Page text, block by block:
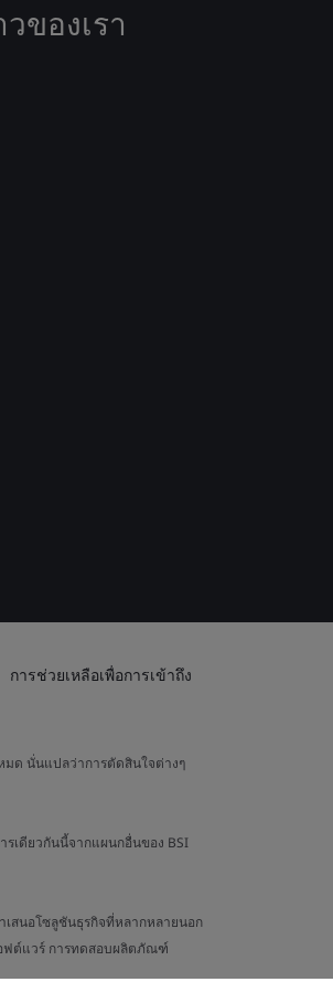
ของเรา
การช่วยเหลือเพื่อการเข้าถึง
มด นั่นแปลว่าการตัดสินใจต่างๆ
รเดียวกันนี้จากแผนกอื่นของ BSI
สนอโซลูชันธุรกิจที่หลากหลายนอก
อฟต์แวร์ การทดสอบผลิตภัณฑ์